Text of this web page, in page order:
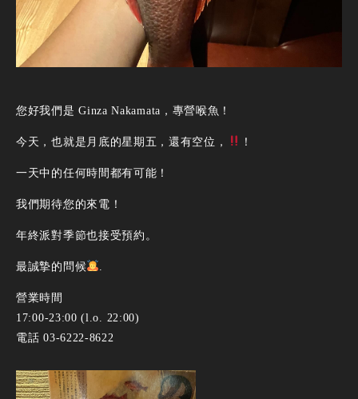
您好我們是 Ginza Nakamata，專營喉魚！
今天，也就是月底的星期五，還有空位， ！
一天中的任何時間都有可能！
我們期待您的來電！
年終派對季節也接受預約。
最誠摯的問候
營業時間
17:00-23:00 (l.o. 22:00)
電話 03-6222-8622